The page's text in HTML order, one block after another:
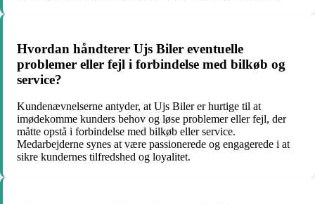
Hvordan håndterer Ujs Biler eventuelle
problemer eller fejl i forbindelse med bilkøb og
service?
Kundenævnelserne antyder, at Ujs Biler er hurtige til at
imødekomme kunders behov og løse problemer eller fejl, der
måtte opstå i forbindelse med bilkøb eller service.
Medarbejderne synes at være passionerede og engagerede i at
sikre kundernes tilfredshed og loyalitet.